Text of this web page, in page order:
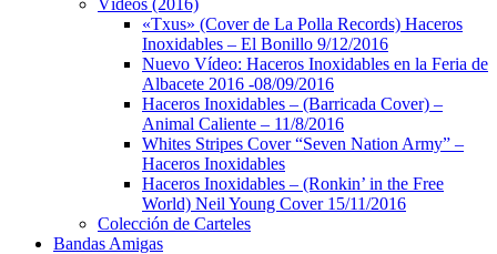
Vídeos (2016)
«Txus» (Cover de La Polla Records) Haceros
Inoxidables – El Bonillo 9/12/2016
Nuevo Vídeo: Haceros Inoxidables en la Feria de
Albacete 2016 -08/09/2016
Haceros Inoxidables – (Barricada Cover) –
Animal Caliente – 11/8/2016
Whites Stripes Cover “Seven Nation Army” –
Haceros Inoxidables
Haceros Inoxidables – (Ronkin’ in the Free
World) Neil Young Cover 15/11/2016
Colección de Carteles
Bandas Amigas